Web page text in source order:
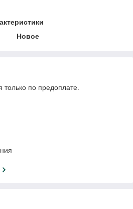
Новое
только по предоплате.